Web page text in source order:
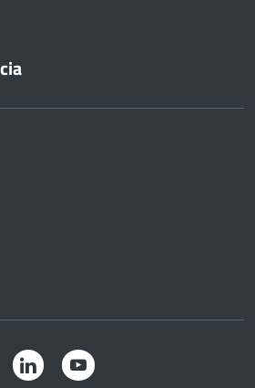
Instagram LinkedIn